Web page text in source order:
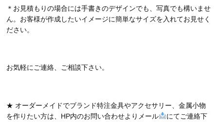
＊お見積もりの場合には手書きのデザインでも、写真でも構いませ
ん。お客様が作成したいイメージに簡単なサイズを入れてお見せく
ださい。
お気軽にご連絡、ご相談下さい。
★ オーダーメイドでブランド特注金具やアクセサリー、金属小物
を作りたい方は、HP内のお問い合わせよりメール
にてご連絡下